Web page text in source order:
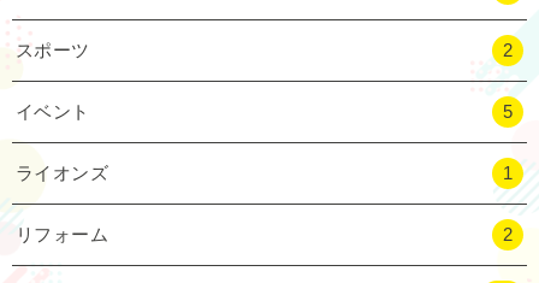
スポーツ 2
イベント 5
ライオンズ 1
リフォーム 2